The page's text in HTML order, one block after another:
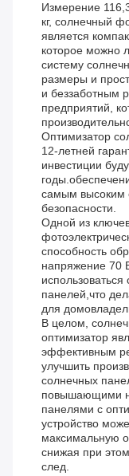
Измерение
кг, солнечный
является
которое можно
систему
размеры и
и беззаботным
предприятий,
Оптимизатор
12-летней
инвестиции
самым высоким
безопасности.
Одной из
способность
напряжение 70
панелей,что
для
В целом,
оптимизатор
эффективным
улучшить
солнечных
повышающими
панелями с
устройство
максимальную
снижая при
след.